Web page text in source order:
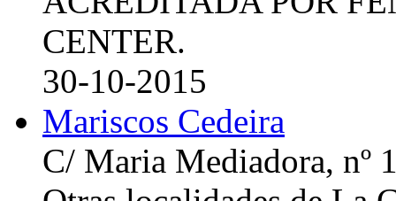
CENTER.
30-10-2015
Mariscos Cedeira
C/ Maria Mediadora, nº